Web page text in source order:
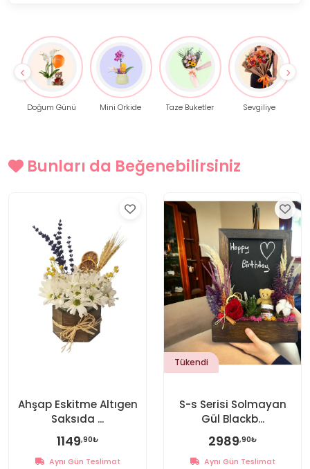
Doğum Günü Mini Orkide Taze Buketler Sevgiliye
Bunları da Beğenebilirsiniz
Ahşap Eskitme Altıgen
Saksıda ...
1149,90₺
Aynı Gün Teslimat
Tükendi
S-s Serisi Solmayan
Gül Blackb...
2989,90₺
Aynı Gün Teslimat